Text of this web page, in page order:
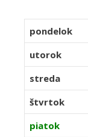
pondelok
utorok
streda
štvrtok
piatok